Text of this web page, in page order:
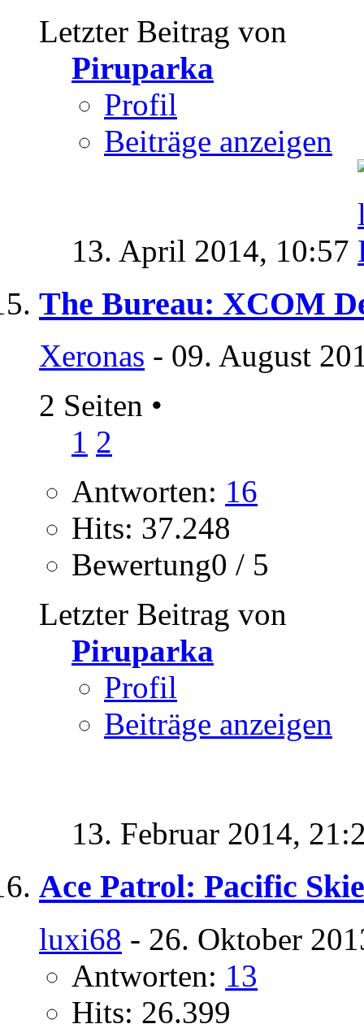
Letzter Beitrag von
Piruparka
Profil
Beiträge anzeigen
13. April 2014, 10:57
The Bureau: XCOM
Xeronas - 09. August
2 Seiten •
1 2
Antworten: 16
Hits: 37.248
Bewertung0 / 5
Letzter Beitrag von
Piruparka
Profil
Beiträge anzeigen
13. Februar 2014,
Ace Patrol: Pacific
luxi68 - 26. Oktober
Antworten: 13
Hits: 26.399